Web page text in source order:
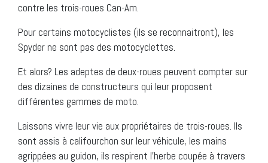
contre les trois-roues Can-Am.
Pour certains motocyclistes (ils se reconnaitront), les
Spyder ne sont pas des motocyclettes.
Et alors? Les adeptes de deux-roues peuvent compter sur
des dizaines de constructeurs qui leur proposent
différentes gammes de moto.
Laissons vivre leur vie aux propriétaires de trois-roues. Ils
sont assis à califourchon sur leur véhicule, les mains
agrippées au guidon, ils respirent l’herbe coupée à travers